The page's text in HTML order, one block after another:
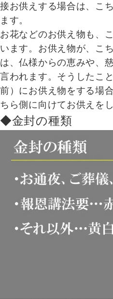
接お供えする場合は、こ
ます。
お花などのお供え物も、
います。お供え物が、こ
は、仏様からの恵みや、
言われます。そうしたこ
前）にお供え物をする場
ちら側に向けてお供えをし
◆金封の種類